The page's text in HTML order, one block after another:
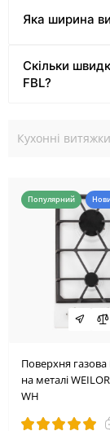
Яка ширина
Скільки
FBL?
Кухонні витяжки
Популярний
Поверхня
на металі
WH